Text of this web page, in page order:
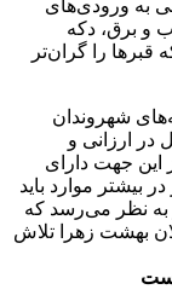
به ورودی‌های
و برق، دکه
را گران‌تر
شهروندان
در ارزانی و
این جهت دارای
بیشتر موارد باید
به نظر می‌رسد که
بهشت زهرا تلاش